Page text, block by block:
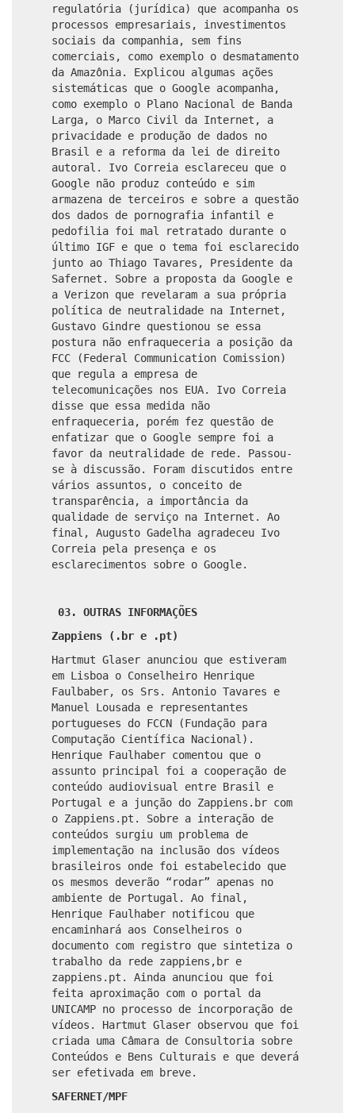
regulatória (jurídica) que acompanha os
processos empresariais, investimentos
sociais da companhia, sem fins
comerciais, como exemplo o desmatamento
da Amazônia. Explicou algumas ações
sistemáticas que o Google acompanha,
como exemplo o Plano Nacional de Banda
Larga, o Marco Civil da Internet, a
privacidade e produção de dados no
Brasil e a reforma da lei de direito
autoral. Ivo Correia esclareceu que o
Google não produz conteúdo e sim
armazena de terceiros e sobre a questão
dos dados de pornografia infantil e
pedofilia foi mal retratado durante o
último IGF e que o tema foi esclarecido
junto ao Thiago Tavares, Presidente da
Safernet. Sobre a proposta da Google e
a Verizon que revelaram a sua própria
política de neutralidade na Internet,
Gustavo Gindre questionou se essa
postura não enfraqueceria a posição da
FCC (Federal Communication Comission)
que regula a empresa de
telecomunicações nos EUA. Ivo Correia
disse que essa medida não
enfraqueceria, porém fez questão de
enfatizar que o Google sempre foi a
favor da neutralidade de rede. Passou-
se à discussão. Foram discutidos entre
vários assuntos, o conceito de
transparência, a importância da
qualidade de serviço na Internet. Ao
final, Augusto Gadelha agradeceu Ivo
Correia pela presença e os
esclarecimentos sobre o Google.
03. OUTRAS INFORMAÇÕES
Zappiens (.br e .pt)
Hartmut Glaser anunciou que estiveram
em Lisboa o Conselheiro Henrique
Faulbaber, os Srs. Antonio Tavares e
Manuel Lousada e representantes
portugueses do FCCN (Fundação para
Computação Científica Nacional).
Henrique Faulhaber comentou que o
assunto principal foi a cooperação de
conteúdo audiovisual entre Brasil e
Portugal e a junção do Zappiens.br com
o Zappiens.pt. Sobre a interação de
conteúdos surgiu um problema de
implementação na inclusão dos vídeos
brasileiros onde foi estabelecido que
os mesmos deverão “rodar” apenas no
ambiente de Portugal. Ao final,
Henrique Faulhaber notificou que
encaminhará aos Conselheiros o
documento com registro que sintetiza o
trabalho da rede zappiens,br e
zappiens.pt. Ainda anunciou que foi
feita aproximação com o portal da
UNICAMP no processo de incorporação de
vídeos. Hartmut Glaser observou que foi
criada uma Câmara de Consultoria sobre
Conteúdos e Bens Culturais e que deverá
ser efetivada em breve.
SAFERNET/MPF